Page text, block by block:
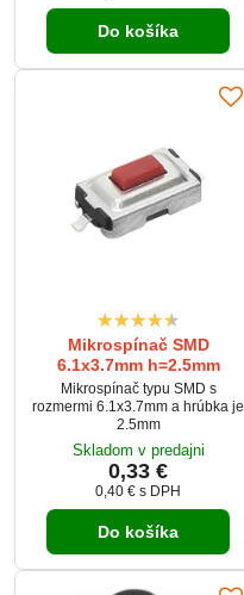
Do košíka
Mikrospínač SMD
6.1x3.7mm h=2.5mm
Mikrospínač typu SMD s
rozmermi 6.1x3.7mm a hrúbka je
2.5mm
Skladom v predajni
0,33 €
0,40 € s DPH
Do košíka